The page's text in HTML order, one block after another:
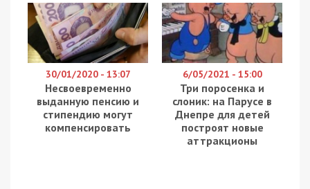
НАБУ та САП викрили злочинну організацію, яка